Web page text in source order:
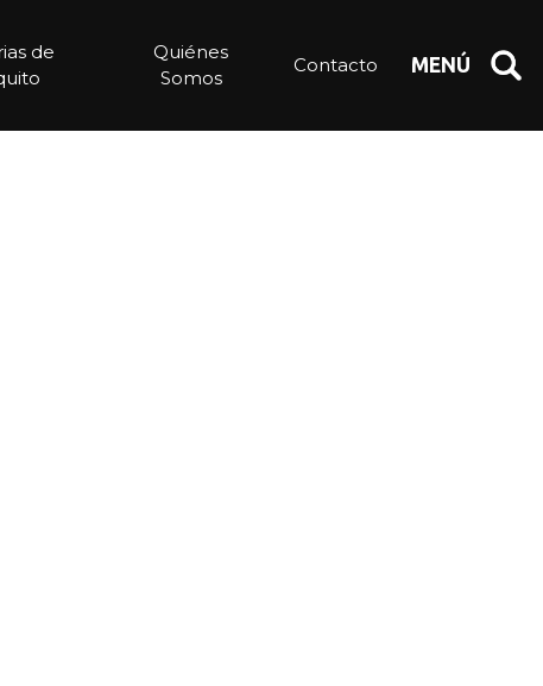
de
Quiénes
Somos
Contacto MENÚ